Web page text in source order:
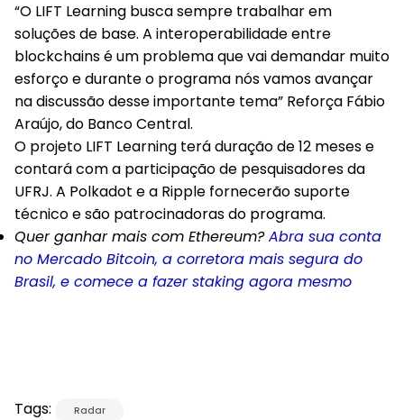
“O LIFT Learning busca sempre trabalhar em
soluções de base. A interoperabilidade entre
blockchains é um problema que vai demandar muito
esforço e durante o programa nós vamos avançar
na discussão desse importante tema” Reforça Fábio
Araújo, do Banco Central.
O projeto LIFT Learning terá duração de 12 meses e
contará com a participação de pesquisadores da
UFRJ. A Polkadot e a Ripple fornecerão suporte
técnico e são patrocinadoras do programa.
Quer ganhar mais com Ethereum?Abra sua conta
no Mercado Bitcoin, a corretora mais segura do
Brasil, e comece a fazer staking agora mesmo
Tags: Radar